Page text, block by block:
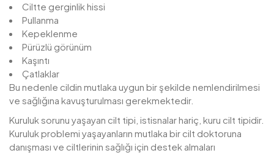
Ciltte gerginlik hissi
Pullanma
Kepeklenme
Pürüzlü görünüm
Kaşıntı
Çatlaklar
Bu nedenle cildin mutlaka uygun bir şekilde nemlendirilmesi
ve sağlığına kavuşturulması gerekmektedir.
Kuruluk sorunu yaşayan cilt tipi, istisnalar hariç, kuru cilt tipidir.
Kuruluk problemi yaşayanların mutlaka bir cilt doktoruna
danışması ve ciltlerinin sağlığı için destek almaları